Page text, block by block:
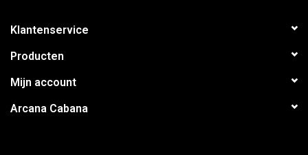
Klantenservice
Producten
Mijn account
Arcana Cabana